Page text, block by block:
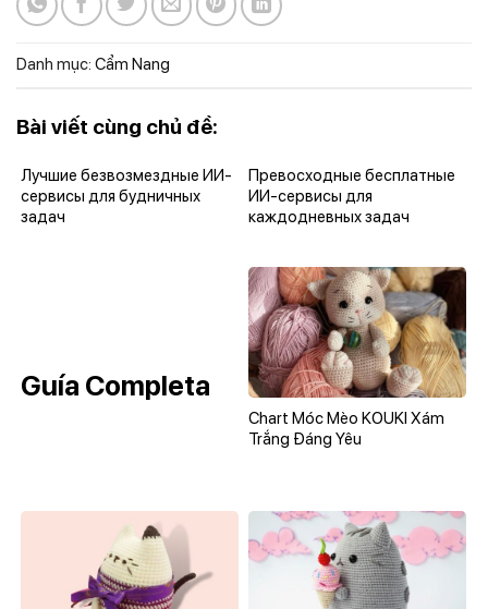
Danh mục: Cẩm Nang
Bài viết cùng chủ đề:
Лучшие безвозмездные ИИ-
сервисы для будничных
задач
Превосходные бесплатные
ИИ-сервисы для
каждодневных задач
Guía Completa
Chart Móc Mèo KOUKI Xám
Trắng Đáng Yêu